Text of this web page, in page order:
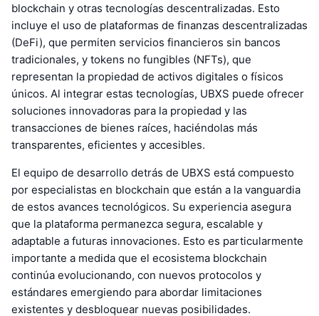
blockchain y otras tecnologías descentralizadas. Esto
incluye el uso de plataformas de finanzas descentralizadas
(DeFi), que permiten servicios financieros sin bancos
tradicionales, y tokens no fungibles (NFTs), que
representan la propiedad de activos digitales o físicos
únicos. Al integrar estas tecnologías, UBXS puede ofrecer
soluciones innovadoras para la propiedad y las
transacciones de bienes raíces, haciéndolas más
transparentes, eficientes y accesibles.
El equipo de desarrollo detrás de UBXS está compuesto
por especialistas en blockchain que están a la vanguardia
de estos avances tecnológicos. Su experiencia asegura
que la plataforma permanezca segura, escalable y
adaptable a futuras innovaciones. Esto es particularmente
importante a medida que el ecosistema blockchain
continúa evolucionando, con nuevos protocolos y
estándares emergiendo para abordar limitaciones
existentes y desbloquear nuevas posibilidades.